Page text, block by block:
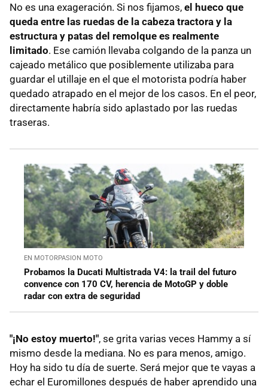
No es una exageración. Si nos fijamos, el hueco que
queda entre las ruedas de la cabeza tractora y la
estructura y patas del remolque es realmente
limitado. Ese camión llevaba colgando de la panza un
cajeado metálico que posiblemente utilizaba para
guardar el utillaje en el que el motorista podría haber
quedado atrapado en el mejor de los casos. En el peor,
directamente habría sido aplastado por las ruedas
traseras.
EN MOTORPASION MOTO
Probamos la Ducati Multistrada V4: la trail del futuro
convence con 170 CV, herencia de MotoGP y doble
radar con extra de seguridad
"¡No estoy muerto!", se grita varias veces Hammy a sí
mismo desde la mediana. No es para menos, amigo.
Hoy ha sido tu día de suerte. Será mejor que te vayas a
echar el Euromillones después de haber aprendido una